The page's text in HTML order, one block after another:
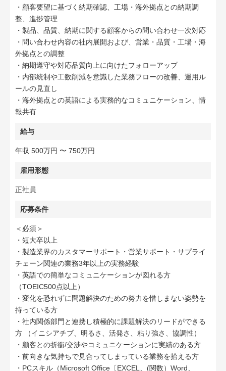
・顧客要望に基づく納期確認、工場・海外拠点との納期調
整、進捗管理
・製品、品質、納期に関する顧客からの問い合わせ一次対応
・問い合わせ内容の社内展開および、営業・品質・工場・海
外拠点との調整
・納期遵守や対応品質向上に向けたフォローアップ
・内部統制や工数削減を意識した業務フローの改善、運用ル
ールの見直し
・海外拠点との英語による実務的なコミュニケーション、情
報共有
給与
年収 500万円 〜 750万円
雇用形態
正社員
応募条件
＜必須＞
・短大卒以上
・製造業界のカスタマーサポート・営業サポート・サプライ
チェーン関連の業務3年以上の実務経験
・英語での簡単なコミュニケーションが図れる方
（TOEIC500点以上）
・変化を恐れずに問題解決のための努力を惜しまない姿勢を
持っている方
・社内関係部門と連携し積極的に課題解決のリードができる
方 （イニシアチブ、明るさ、活発さ、粘り強さ、協調性）
・顧客との折衝/交渉やコミュニケーションに実績のある方
・前向きな気持ちで見合ってしまっている業務を拾える方
・PCスキル（Microsoft Office〔EXCEL、(関数）Word、